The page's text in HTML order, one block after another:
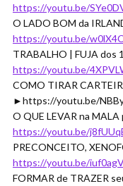
https://youtu.be/
O LADO BOM da
https://youtu.be/
TRABALHO | FUJA dos
https://youtu.be/
COMO TIRAR
►https://youtu.be/
O QUE LEVAR na
https://youtu.be/
PRECONCEITO,
https://youtu.be/
FORMAR de TRAZER